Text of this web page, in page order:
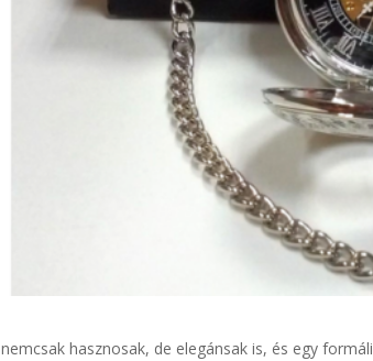
nemcsak hasznosak, de elegánsak is, és egy